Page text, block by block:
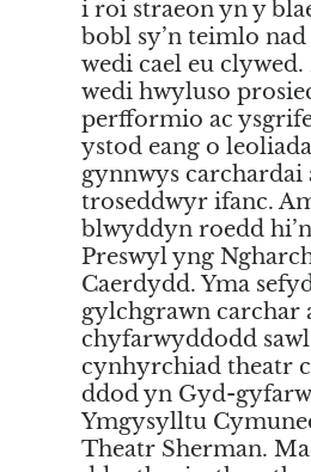
i roi straeon yn y
bobl sy’n teimlo
wedi cael eu
wedi hwyluso
perfformio ac
ystod eang o
gynnwys carchardai
troseddwyr ifanc.
blwyddyn roedd
Preswyl yng
Caerdydd. Yma
gylchgrawn carchar
chyfarwyddodd sawl
cynhyrchiad theatr
ddod yn Gyd-
Ymgysylltu
Theatr Sherman.